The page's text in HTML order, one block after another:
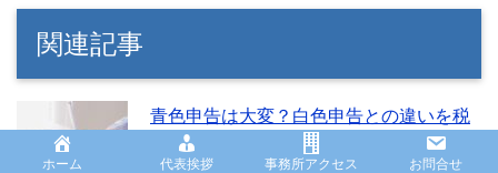
関連記事
青色申告は大変？白色申告との違いを税
理士が解説
ホーム 代表挨拶 事務所アクセス お問合せ